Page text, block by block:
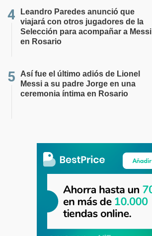
Leandro Paredes anunció que
viajará con otros jugadores de la
Selección para acompañar a Messi
en Rosario
Así fue el último adiós de Lionel
Messi a su padre Jorge en una
ceremonia íntima en Rosario